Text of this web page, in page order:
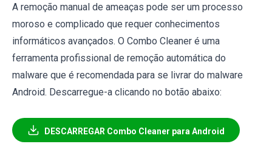
A remoção manual de ameaças pode ser um processo
moroso e complicado que requer conhecimentos
informáticos avançados. O Combo Cleaner é uma
ferramenta profissional de remoção automática do
malware que é recomendada para se livrar do malware
Android. Descarregue-a clicando no botão abaixo:
DESCARREGAR Combo Cleaner para Android